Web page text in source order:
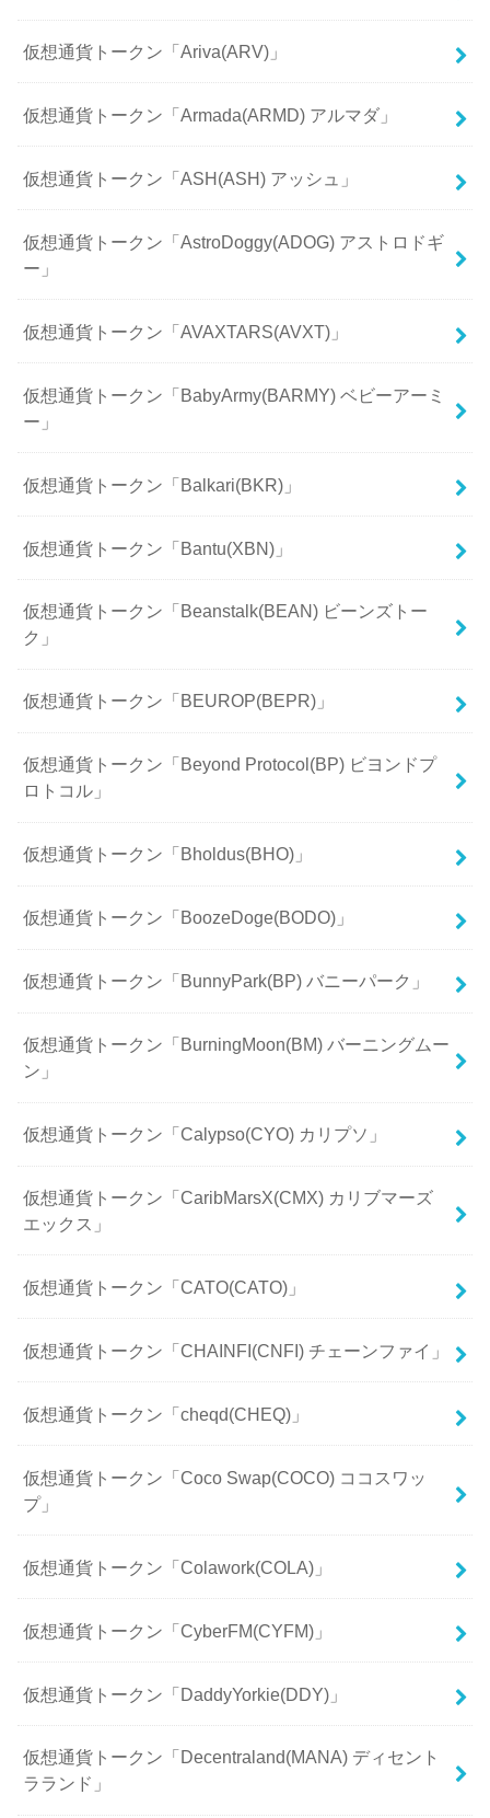
仮想通貨トークン「Ariva(ARV)」
仮想通貨トークン「Armada(ARMD) アルマダ」
仮想通貨トークン「ASH(ASH) アッシュ」
仮想通貨トークン「AstroDoggy(ADOG) アストロドギ
ー」
仮想通貨トークン「AVAXTARS(AVXT)」
仮想通貨トークン「BabyArmy(BARMY) ベビーアーミ
ー」
仮想通貨トークン「Balkari(BKR)」
仮想通貨トークン「Bantu(XBN)」
仮想通貨トークン「Beanstalk(BEAN) ビーンズトー
ク」
仮想通貨トークン「BEUROP(BEPR)」
仮想通貨トークン「Beyond Protocol(BP) ビヨンドプ
ロトコル」
仮想通貨トークン「Bholdus(BHO)」
仮想通貨トークン「BoozeDoge(BODO)」
仮想通貨トークン「BunnyPark(BP) バニーパーク」
仮想通貨トークン「BurningMoon(BM) バーニングムー
ン」
仮想通貨トークン「Calypso(CYO) カリプソ」
仮想通貨トークン「CaribMarsX(CMX) カリブマーズ
エックス」
仮想通貨トークン「CATO(CATO)」
仮想通貨トークン「CHAINFI(CNFI) チェーンファイ」
仮想通貨トークン「cheqd(CHEQ)」
仮想通貨トークン「Coco Swap(COCO) ココスワッ
プ」
仮想通貨トークン「Colawork(COLA)」
仮想通貨トークン「CyberFM(CYFM)」
仮想通貨トークン「DaddyYorkie(DDY)」
仮想通貨トークン「Decentraland(MANA) ディセント
ラランド」